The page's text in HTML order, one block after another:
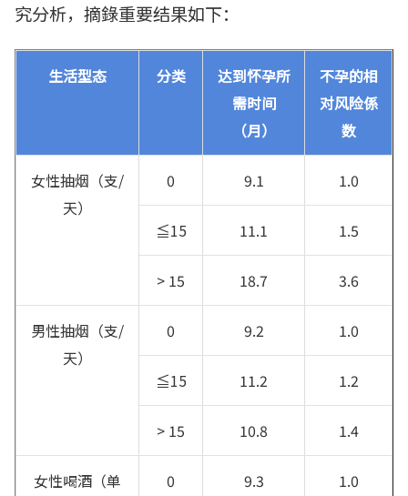
究分析，摘錄重要结果如下：
生活型态 分类
达到怀孕所
需时间
（月）
不孕的相
对风险係
数
女性抽烟（支/
天）
0 9.1 1.0
≦15 11.1 1.5
> 15 18.7 3.6
男性抽烟（支/
天）
0 9.2 1.0
≦15 11.2 1.2
> 15 10.8 1.4
女性喝酒（单
0 9.3 1.0